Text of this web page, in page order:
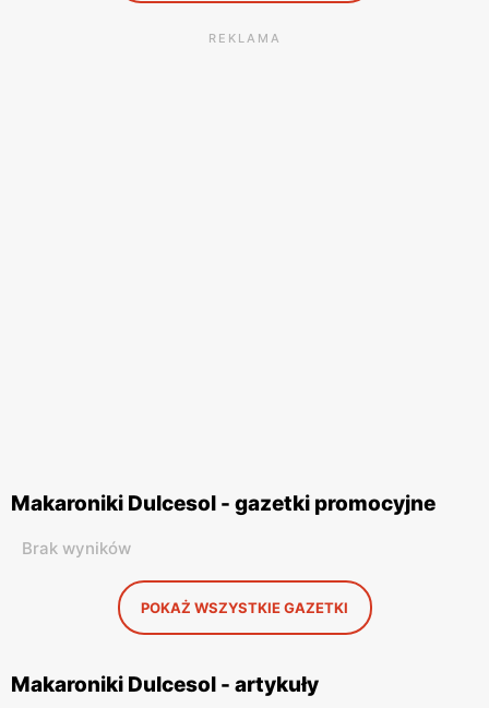
REKLAMA
Makaroniki Dulcesol - gazetki promocyjne
Brak wyników
POKAŻ WSZYSTKIE GAZETKI
Makaroniki Dulcesol - artykuły